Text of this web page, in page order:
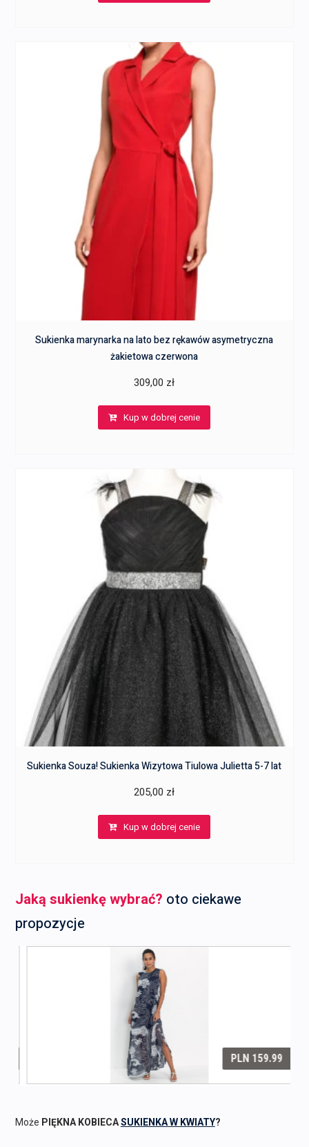
Sukienka marynarka na lato bez rękawów asymetryczna
żakietowa czerwona
309,00 zł
Kup w dobrej cenie
Sukienka Souza! Sukienka Wizytowa Tiulowa Julietta 5-7 lat
205,00 zł
Kup w dobrej cenie
Jaką sukienkę wybrać? oto ciekawe
propozycje
Może PIĘKNA KOBIECASUKIENKA W KWIATY?